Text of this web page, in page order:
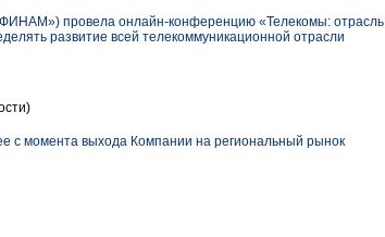
провела онлайн-конференцию «Телекомы: отрасль
развитие всей телекоммуникационной отрасли
с момента выхода Компании на региональный рынок